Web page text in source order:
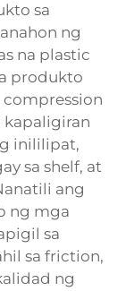
sa
ng
na plastic
produkto
kapaligiran
inililipat,
sa shelf, at
ang
ng mga
sa
sa friction,
ng